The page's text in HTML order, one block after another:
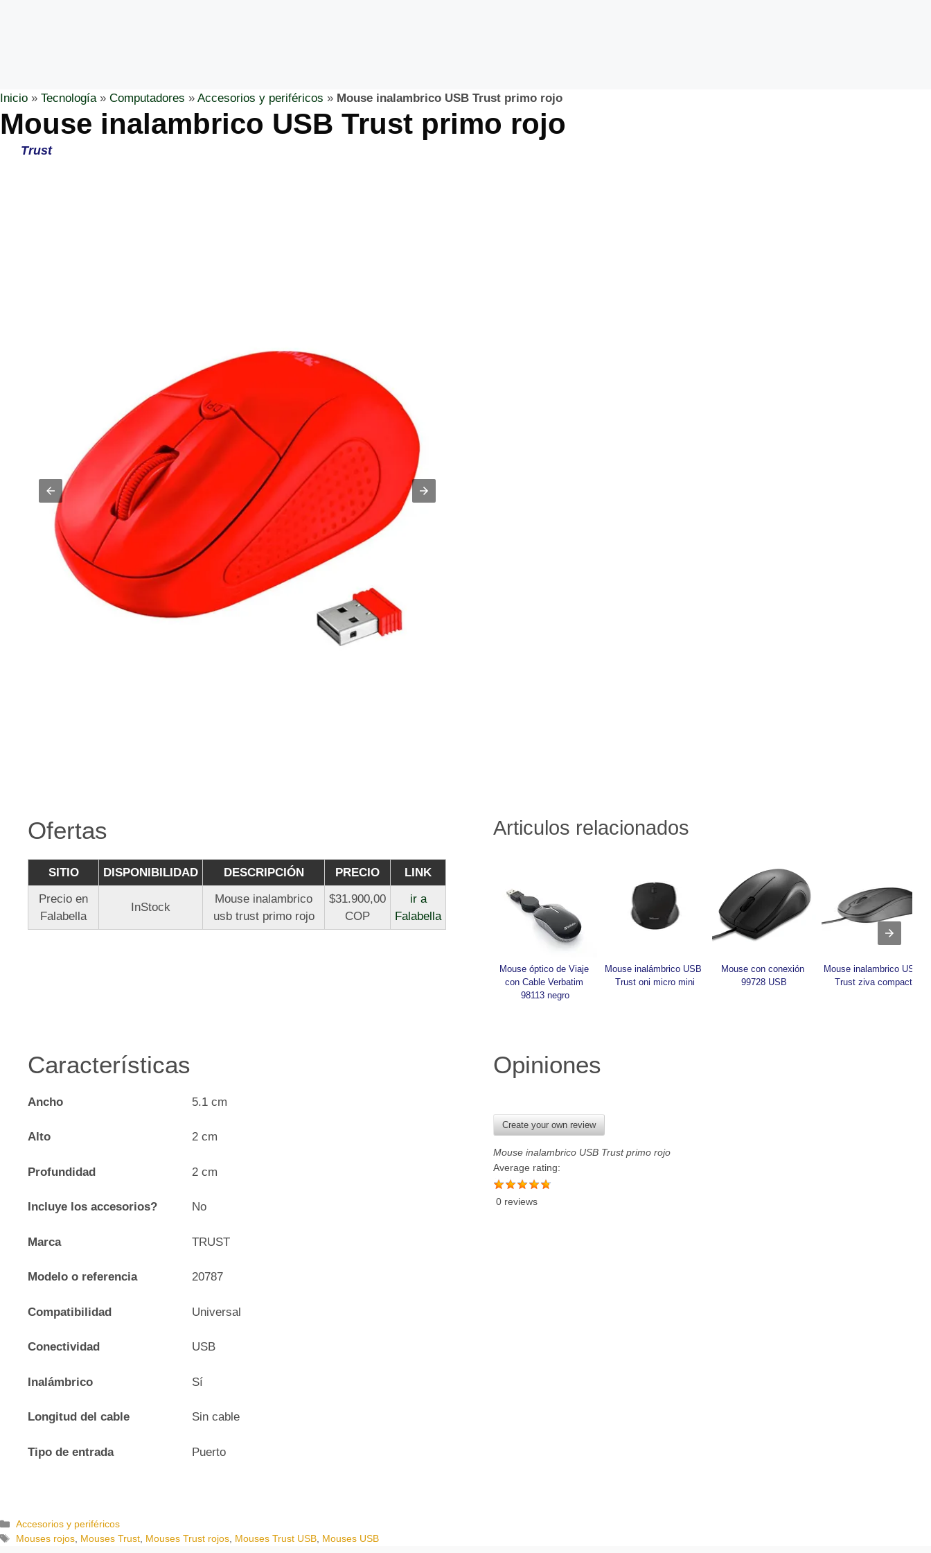
Inicio » Tecnología» Computadores » Accesorios y periféricos » Mouse inalambrico USB Trust primo rojo
Mouse inalambrico USB Trust primo rojo
Trust
Ofertas
SITIO DISPONIBILIDAD DESCRIPCIÓN PRECIO
LINK
Precio en
Falabella
InStock
Mouse inalambrico
usb trust primo rojo
$31.900,00
COP
ir a
Falabella
Articulos relacionados
Mouse óptico de Viaje
con Cable Verbatim
98113 negro
Mouse inalámbrico USB
Trust oni micro mini
Mouse con conexión
99728 USB
Mouse inalambrico USB
Trust ziva compact
Características
Ancho 5.1 cm
Alto 2 cm
Profundidad 2 cm
Incluye los accesorios? No
Marca TRUST
Modelo o referencia 20787
Compatibilidad Universal
Conectividad USB
Inalámbrico Sí
Longitud del cable Sin cable
Tipo de entrada Puerto
Opiniones
Create your own review
Mouse inalambrico USB Trust primo rojo
Average rating:
0 reviews
C
a
Accesorios y periféricos
E
Mouses rojos, Mouses Trust, Mouses Trust rojos, Mouses Trust USB, Mouses USB